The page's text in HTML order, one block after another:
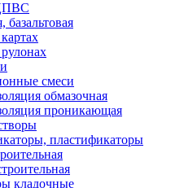
базальтовая
смеси
обмазочная
проникающая
пластификаторы
кладочные